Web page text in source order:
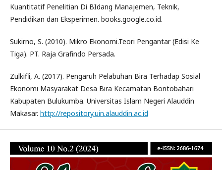
Kuantitatif Penelitian Di BIdang Manajemen, Teknik,
Pendidikan dan Eksperimen. books.google.co.id.
Sukirno, S. (2010). Mikro Ekonomi.Teori Pengantar (Edisi Ke
Tiga). PT. Raja Grafindo Persada.
Zulkifli, A. (2017). Pengaruh Pelabuhan Bira Terhadap Sosial
Ekonomi Masyarakat Desa Bira Kecamatan Bontobahari
Kabupaten Bulukumba. Universitas Islam Negeri Alauddin
Makasar. http://repository.uin.alauddin.ac.id